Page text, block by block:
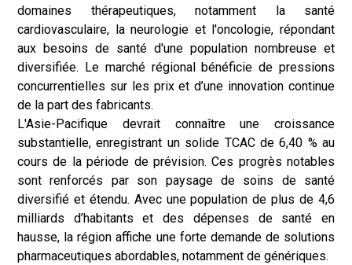
domaines thérapeutiques, notamment la santé
cardiovasculaire, la neurologie et l'oncologie, répondant
aux besoins de santé d'une population nombreuse et
diversifiée. Le marché régional bénéficie de pressions
concurrentielles sur les prix et d’une innovation continue
de la part des fabricants.
L'Asie-Pacifique devrait connaître une croissance
substantielle, enregistrant un solide TCAC de 6,40 % au
cours de la période de prévision. Ces progrès notables
sont renforcés par son paysage de soins de santé
diversifié et étendu. Avec une population de plus de 4,6
milliards d’habitants et des dépenses de santé en
hausse, la région affiche une forte demande de solutions
pharmaceutiques abordables, notamment de génériques.